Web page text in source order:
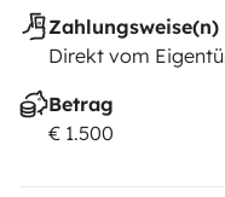
Direkt vom
Betrag
€ 1.500